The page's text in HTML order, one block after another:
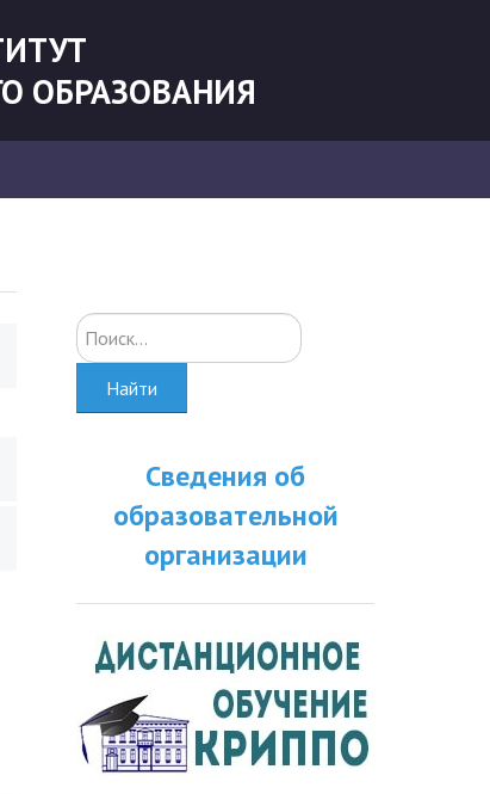
ОБРАЗОВАНИЯ
Искать...
Найти
Сведения об
образовательной
организации